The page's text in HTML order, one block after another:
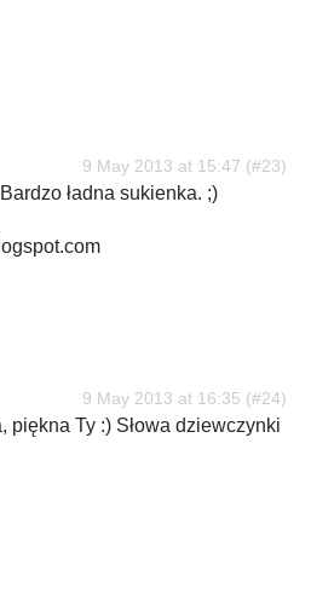
9 May 2013 at 15:47
ładna sukienka. ;)
9 May 2013 at 16:35
piękna Ty :) Słowa dziewczynki